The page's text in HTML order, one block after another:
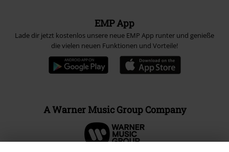
EMP App
Lade dir jetzt kostenlos unsere neue EMP App runter und genieße
die vielen neuen Funktionen und Vorteile!
A Warner Music Group Company